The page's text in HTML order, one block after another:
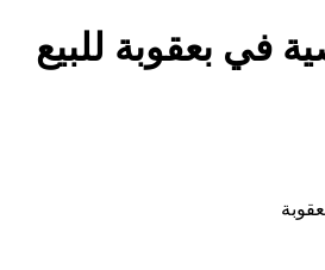
في بعقوبة للبيع